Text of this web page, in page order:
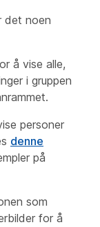
det noen
å vise alle,
i gruppen
personer
denne
på
som
for å